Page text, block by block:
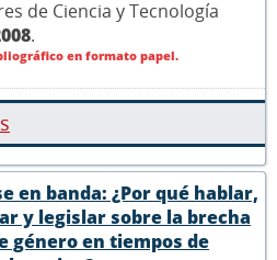
de Ciencia y Tecnología
.
en formato papel.
en banda: ¿Por qué hablar,
y legislar sobre la brecha
género en tiempos de